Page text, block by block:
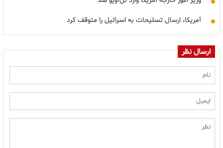
آمریکا، ارسال تسلیحات به اسرائیل را متوقف کرد
ارسال نظر